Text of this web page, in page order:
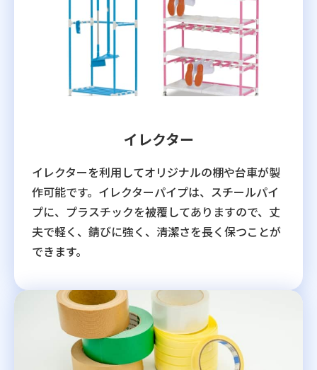
イレクター
イレクターを利用してオリジナルの棚や台車が製
作可能です。イレクターパイプは、スチールパイ
プに、プラスチックを被覆してありますので、丈
夫で軽く、錆びに強く、清潔さを長く保つことが
できます。